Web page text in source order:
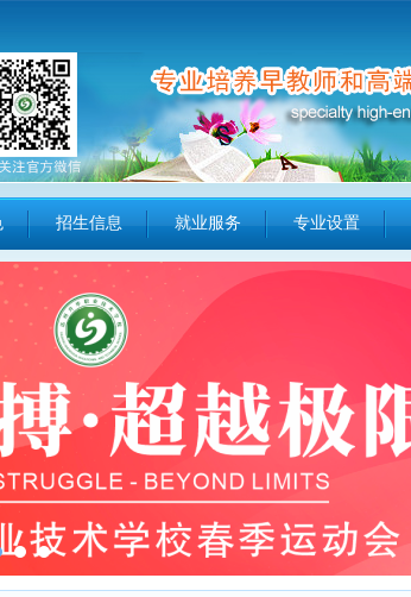
招生信息 就业服务 专业设置